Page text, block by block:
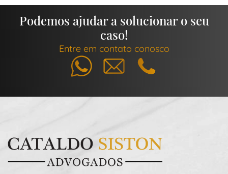
Podemos ajudar a solucionar o seu
caso!
Entre em contato conosco
WhatsappE-mail